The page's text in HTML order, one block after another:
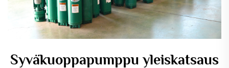
Syväkuoppapumppu yleiskatsaus